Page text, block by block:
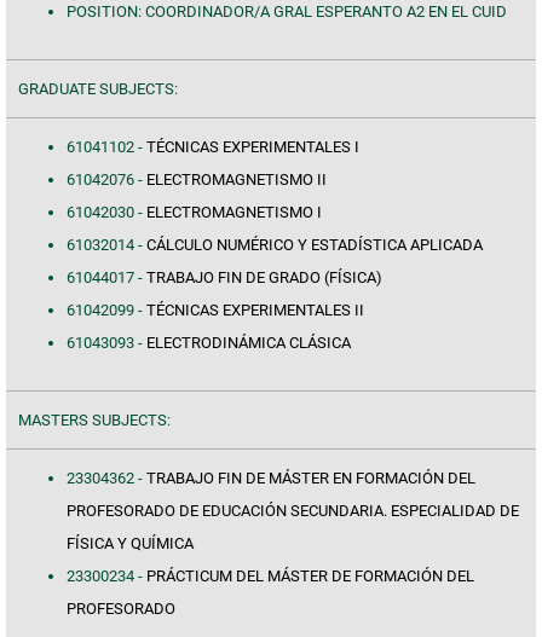
POSITION: COORDINADOR/A GRAL ESPERANTO A2 EN EL CUID
GRADUATE SUBJECTS:
61041102 - TÉCNICAS EXPERIMENTALES I
61042076 - ELECTROMAGNETISMO II
61042030 - ELECTROMAGNETISMO I
61032014 - CÁLCULO NUMÉRICO Y ESTADÍSTICA APLICADA
61044017 - TRABAJO FIN DE GRADO (FÍSICA)
61042099 - TÉCNICAS EXPERIMENTALES II
61043093 - ELECTRODINÁMICA CLÁSICA
MASTERS SUBJECTS:
23304362 - TRABAJO FIN DE MÁSTER EN FORMACIÓN DEL
PROFESORADO DE EDUCACIÓN SECUNDARIA. ESPECIALIDAD DE
FÍSICA Y QUÍMICA
23300234 - PRÁCTICUM DEL MÁSTER DE FORMACIÓN DEL
PROFESORADO